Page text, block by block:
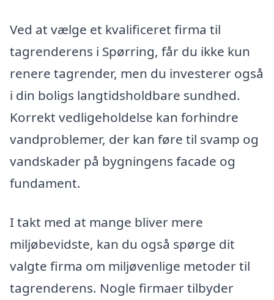
Ved at vælge et kvalificeret firma til
tagrenderens i Spørring, får du ikke kun
renere tagrender, men du investerer også
i din boligs langtidsholdbare sundhed.
Korrekt vedligeholdelse kan forhindre
vandproblemer, der kan føre til svamp og
vandskader på bygningens facade og
fundament.
I takt med at mange bliver mere
miljøbevidste, kan du også spørge dit
valgte firma om miljøvenlige metoder til
tagrenderens. Nogle firmaer tilbyder